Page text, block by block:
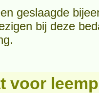
geslaagde
bij deze
voor